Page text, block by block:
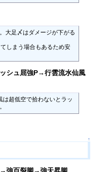
大足〆はダメージが下がる
しまう場合もあるため安
シュ屈強P→行雲流水仙風
超低空で拾わないとラッ
↑